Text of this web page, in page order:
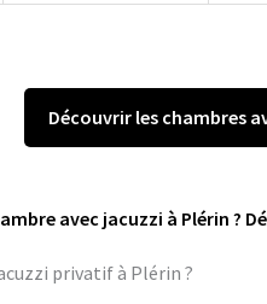
Découvrir les chambres
avec jacuzzi à Plérin ?
privatif à Plérin ?